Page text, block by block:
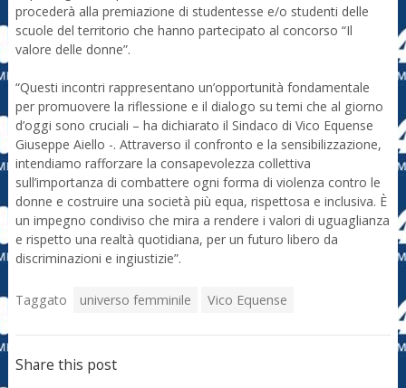
procederà alla premiazione di studentesse e/o studenti delle
scuole del territorio che hanno partecipato al concorso “Il
valore delle donne”.
“Questi incontri rappresentano un’opportunità fondamentale
per promuovere la riflessione e il dialogo su temi che al giorno
d’oggi sono cruciali – ha dichiarato il Sindaco di Vico Equense
Giuseppe Aiello -. Attraverso il confronto e la sensibilizzazione,
intendiamo rafforzare la consapevolezza collettiva
sull’importanza di combattere ogni forma di violenza contro le
donne e costruire una società più equa, rispettosa e inclusiva. È
un impegno condiviso che mira a rendere i valori di uguaglianza
e rispetto una realtà quotidiana, per un futuro libero da
discriminazioni e ingiustizie”.
Taggato universo femminile Vico Equense
Share this post